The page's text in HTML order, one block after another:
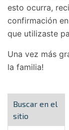
esto ocurra,
confirmación
que utilizaste
Una vez más
la familia!
Buscar en el
sitio